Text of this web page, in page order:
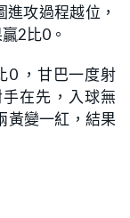
攻過程越位，
2比0。
0 ，甘巴一度射
在先，入球無
黃變一紅，結果